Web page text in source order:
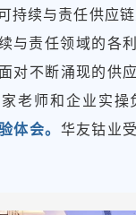
持续与责任供应
与责任领域的各
对不断涌现的供
老师和企业实操
体会。 华友钴业